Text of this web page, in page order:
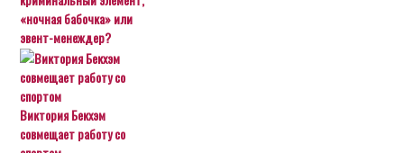
«ночная бабочка» или
эвент-менеждер?
Виктория Бекхэм
совмещает работу со